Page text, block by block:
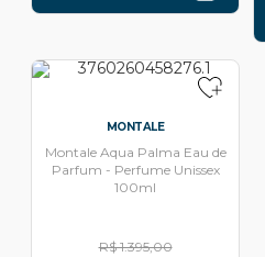
MONTALE
Montale Aqua Palma Eau de
Parfum - Perfume Unissex
100ml
R$ 1.395,00